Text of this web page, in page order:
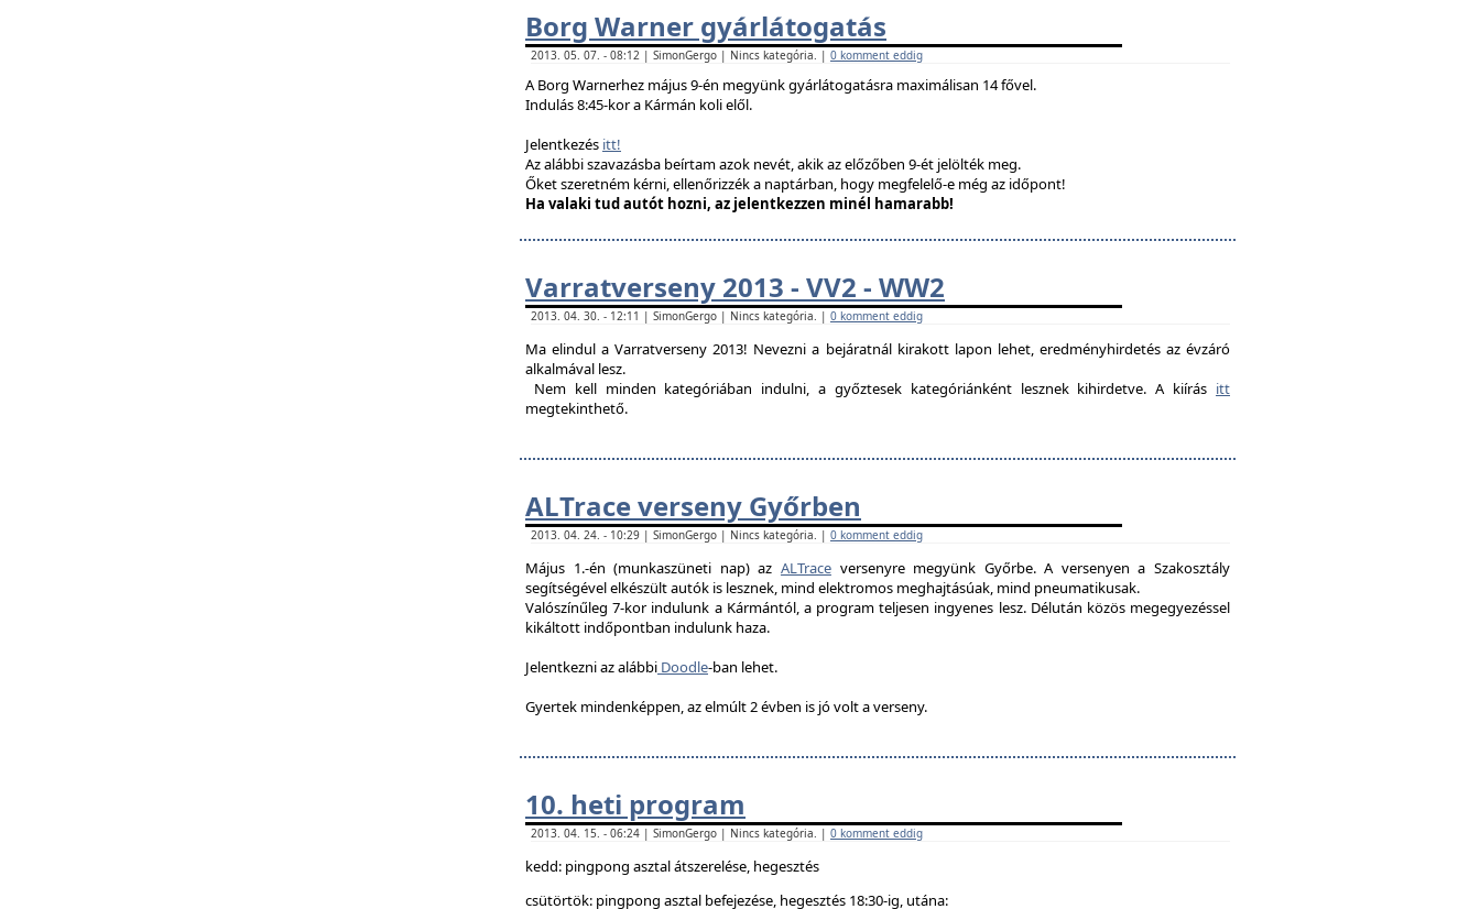
Borg Warner gyárlátogatás
2013. 05. 07. - 08:12 | SimonGergo | Nincs kategória. | 0 komment eddig
A Borg Warnerhez május 9-én megyünk gyárlátogatásra maximálisan 14 fővel.
Indulás 8:45-kor a Kármán koli elől.
Jelentkezés itt!
Az alábbi szavazásba beírtam azok nevét, akik az előzőben 9-ét jelölték meg.
Őket szeretném kérni, ellenőrizzék a naptárban, hogy megfelelő-e még az időpont!
Ha valaki tud autót hozni, az jelentkezzen minél hamarabb!
Varratverseny 2013 - VV2 - WW2
2013. 04. 30. - 12:11 | SimonGergo | Nincs kategória. | 0 komment eddig
Ma elindul a Varratverseny 2013! Nevezni a bejáratnál kirakott lapon lehet, eredményhirdetés az évzáró
alkalmával lesz.
Nem kell minden kategóriában indulni, a győztesek kategóriánként lesznek kihirdetve. A kiírás itt
megtekinthető.
ALTrace verseny Győrben
2013. 04. 24. - 10:29 | SimonGergo | Nincs kategória. | 0 komment eddig
Május 1.-én (munkaszüneti nap) az ALTraceversenyre megyünk Győrbe. A versenyen a Szakosztály
segítségével elkészült autók is lesznek, mind elektromos meghajtásúak, mind pneumatikusak.
Valószínűleg 7-kor indulunk a Kármántól, a program teljesen ingyenes lesz.Délután közös megegyezéssel
kikáltott indőpontban indulunk haza.
Jelentkezni az alábbi Doodle-ban lehet.
Gyertek mindenképpen, az elmúlt 2 évben is jó volt a verseny.
10. heti program
2013. 04. 15. - 06:24 | SimonGergo | Nincs kategória. | 0 komment eddig
kedd: pingpong asztal átszerelése, hegesztés
csütörtök: pingpong asztal befejezése, hegesztés 18:30-ig, utána: